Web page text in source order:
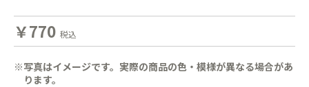
￥770 税込
※写真はイメージです。実際の商品の色・模様が異なる場合があ
ります。